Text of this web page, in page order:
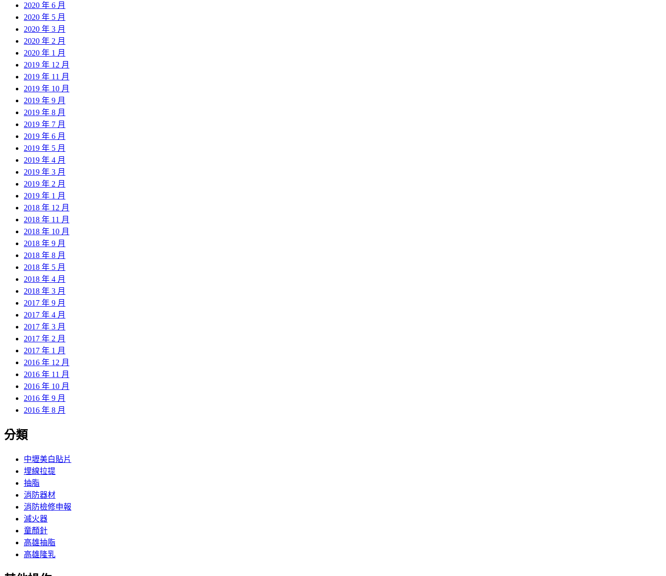
2020 年 6 月
2020 年 5 月
2020 年 3 月
2020 年 2 月
2020 年 1 月
2019 年 12 月
2019 年 11 月
2019 年 10 月
2019 年 9 月
2019 年 8 月
2019 年 7 月
2019 年 6 月
2019 年 5 月
2019 年 4 月
2019 年 3 月
2019 年 2 月
2019 年 1 月
2018 年 12 月
2018 年 11 月
2018 年 10 月
2018 年 9 月
2018 年 8 月
2018 年 5 月
2018 年 4 月
2018 年 3 月
2017 年 9 月
2017 年 4 月
2017 年 3 月
2017 年 2 月
2017 年 1 月
2016 年 12 月
2016 年 11 月
2016 年 10 月
2016 年 9 月
2016 年 8 月
分類
中壢美白貼片
埋線拉提
抽脂
消防器材
消防檢修申報
滅火器
童顏針
高雄抽脂
高雄隆乳